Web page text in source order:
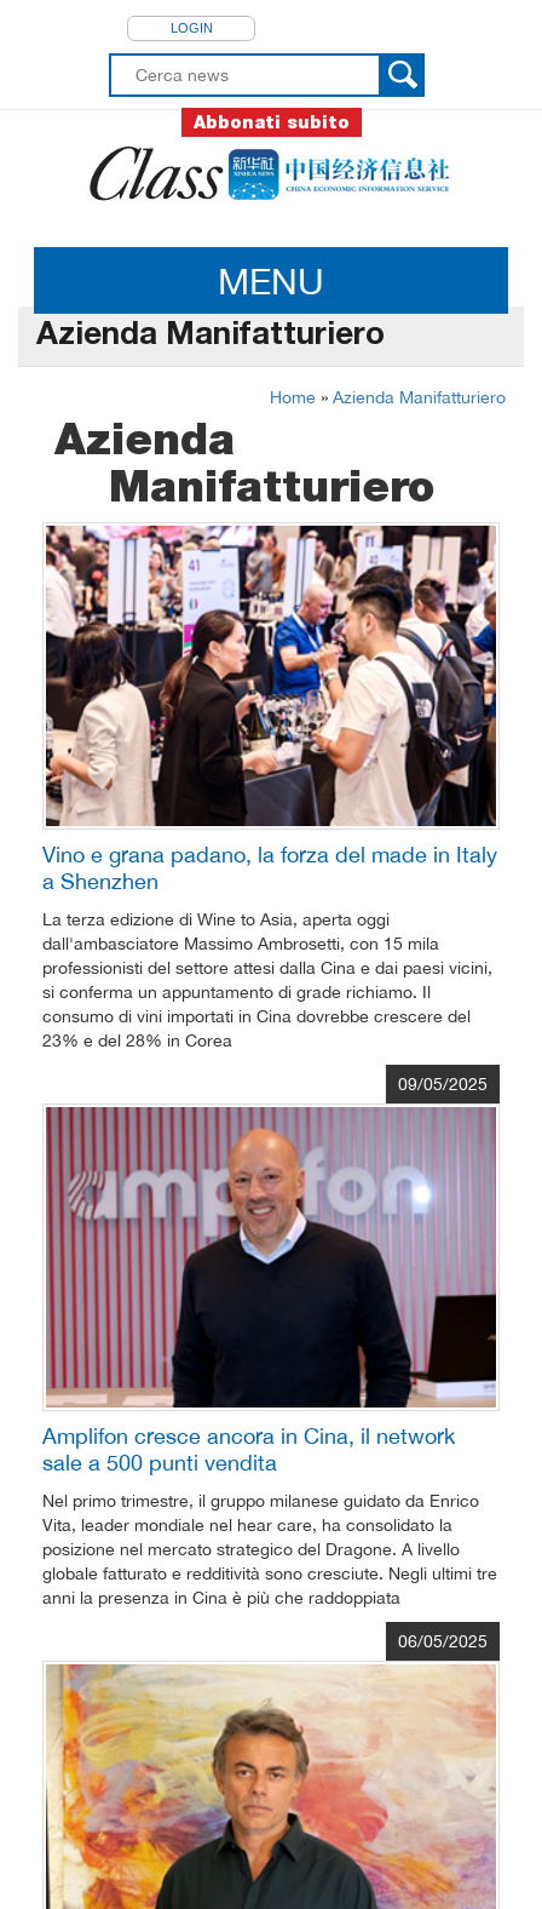
LOGIN
Abbonati subito
MENU
Azienda Manifatturiero
Home » Azienda Manifatturiero
Azienda
Manifatturiero
Vino e grana padano, la forza del made in Italy
a Shenzhen
La terza edizione di Wine to Asia, aperta oggi
dall'ambasciatore Massimo Ambrosetti, con 15 mila
professionisti del settore attesi dalla Cina e dai paesi vicini,
si conferma un appuntamento di grade richiamo. Il
consumo di vini importati in Cina dovrebbe crescere del
23% e del 28% in Corea
09/05/2025
Amplifon cresce ancora in Cina, il network
sale a 500 punti vendita
Nel primo trimestre, il gruppo milanese guidato da Enrico
Vita, leader mondiale nel hear care, ha consolidato la
posizione nel mercato strategico del Dragone. A livello
globale fatturato e redditività sono cresciute. Negli ultimi tre
anni la presenza in Cina è più che raddoppiata
06/05/2025